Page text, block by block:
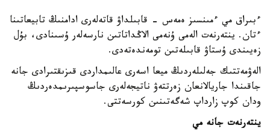
ءبىراق مي ءمىنسىز ەمەس - قابىلداۋ قاتەلەرى ادامنىڭ تابيعاتىنا
ءتان. ينتەرنەت الەمى ۇنەمى الاڭداتاتىن نارسەلەر ۇسىنادى، بۇل
زەيىندى ۇستاۋ قابىلەتىن تومەندەتەدى.
الەۋمەتتىك جەلىلەردىڭ ميعا اسەرى عالىمداردى قىزىقتىرادى جانە
جاقىندا جاريالانعان زەرتتەۋ ناتيجەلەرى جاسوسپىرىمدەردىڭ
ودان كوپ زارداپ شەگەتىنىن كورسەتتى.
ينتەرنەت جانە مي